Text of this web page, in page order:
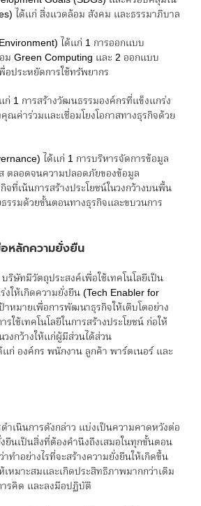
ได้แก่ สิ่งแวดล้อม สังคม และธรรมาภิบาล
ได้แก่ 1 การออกแบบ
ม Green Computing และ 2 ออกแบบ
อประหยัดการใช้ทรัพยากร
1 การสร้างวัฒนธรรมองค์กรที่แข็งแกร่ง
ณค่าร่วมและเชื่อมโยงโอกาสทางธุรกิจด้วย
ได้แก่ 1 การบริหารจัดการข้อมูล
ตลอดจนความปลอดภัยของข้อมูล
จที่เน้นการสร้างประโยชน์ในวงกว้างบนพื้น
รมด้วยขั้นตอนทางธุรกิจและขบวนการ
อหลักความยั่งยืน
ริษัทมีวัตถุประสงค์เพื่อใช้เทคโนโลยีเป็น
งให้เกิดความยั่งยืน (Tech Enabler for
าหมายเพื่อการพัฒนาธุรกิจให้เติบโตอย่าง
รใช้เทคโนโลยีในการสร้างประโยชน์ ก่อให้
วงกว้างให้แก่ผู้มีส่วนได้ส่วน
แก่ องค์กร พนักงาน ลูกค้า พาร์ตเนอร์ และ
ำเนินการดังกล่าว แบ่งเป็นความคาดหวังต่อ
ยืนเป็นสิ่งที่ต้องคำนึงถึงเสมอในทุกขั้นตอน
ทำอย่างไรที่จะสร้างความยั่งยืนให้เกิดขึ้น
ห้เหมาะสมและเกิดประสิทธิภาพมากกว่าเดิม
รคิด และลงมือปฏิบัติ